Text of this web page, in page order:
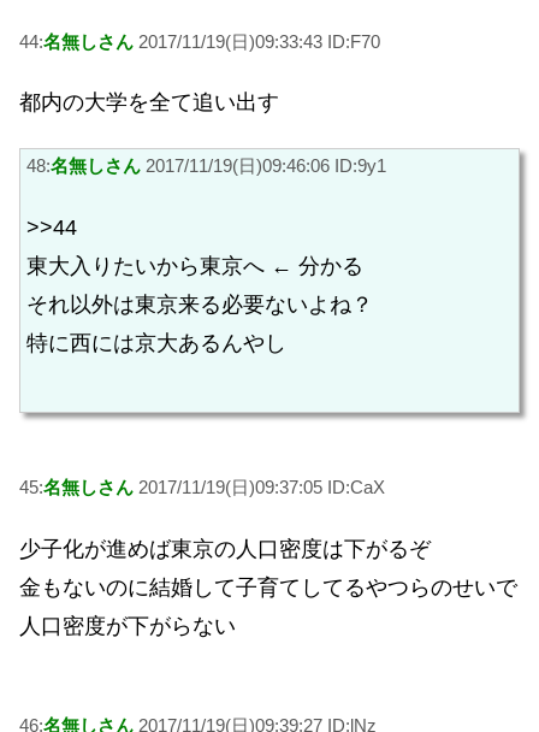
44:名無しさん 2017/11/19(日)09:33:43 ID:F70
都内の大学を全て追い出す
48:名無しさん 2017/11/19(日)09:46:06 ID:9y1
>>44
東大入りたいから東京へ ← 分かる
それ以外は東京来る必要ないよね？
特に西には京大あるんやし
45:名無しさん 2017/11/19(日)09:37:05 ID:CaX
少子化が進めば東京の人口密度は下がるぞ
金もないのに結婚して子育てしてるやつらのせいで
人口密度が下がらない
46:名無しさん 2017/11/19(日)09:39:27 ID:lNz